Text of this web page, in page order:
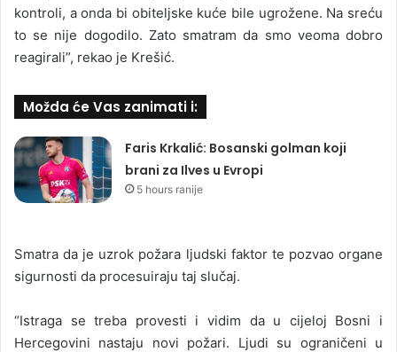
kontroli, a onda bi obiteljske kuće bile ugrožene. Na sreću
to se nije dogodilo. Zato smatram da smo veoma dobro
reagirali”, rekao je Krešić.
Možda će Vas zanimati i:
Faris Krkalić: Bosanski golman koji
brani za Ilves u Evropi
5 hours ranije
Smatra da je uzrok požara ljudski faktor te pozvao organe
sigurnosti da procesuiraju taj slučaj.
“Istraga se treba provesti i vidim da u cijeloj Bosni i
Hercegovini nastaju novi požari. Ljudi su ograničeni u